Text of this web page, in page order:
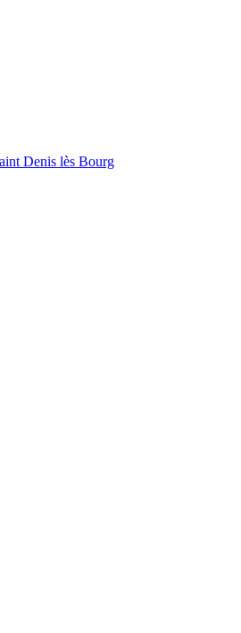
Denis lès Bourg